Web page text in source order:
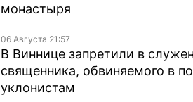
монастыря
06 Августа 21:57
В Виннице запретили в
священника, обвиняемого в
уклонистам